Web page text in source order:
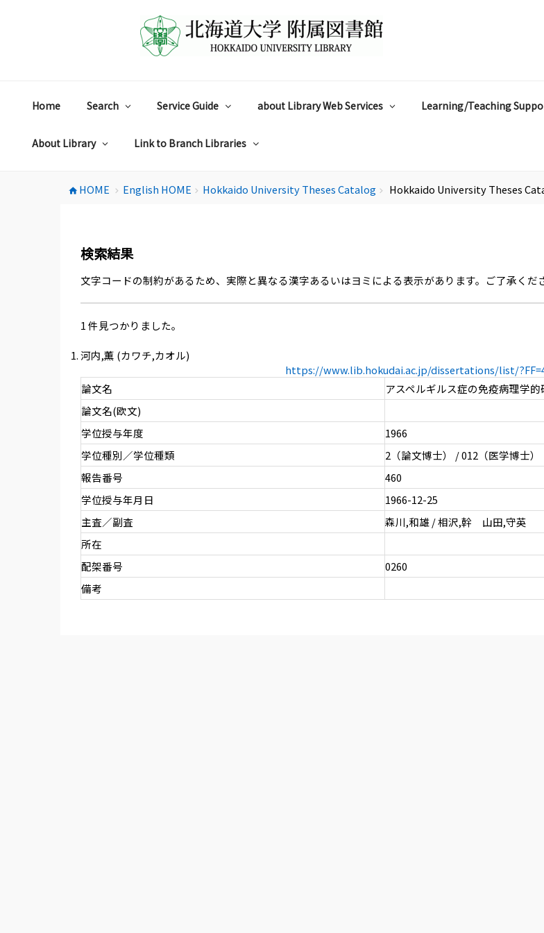
Home Search Service Guide about Library Web Services Learning/Teaching
About Library Link to Branch Libraries
home HOME chevron_right English HOME chevron_right Hokkaido University Theses Catalog chevron_right Hokkaido University Theses
検索結果
文字コードの制約があるため、実際と異なる漢字あるいはヨミによる表示があります。ご了承くだ
1 件見つかりました。
河内,薫 (カワチ,カオル)
https://www.lib.hokudai.ac.jp/dissertations/list/
論文名
アスペルギルス症の免疫病理学的
論文名(欧文)
学位授与年度
1966
学位種別／学位種類
2（論文博士） / 012（医学博士）
報告番号
460
学位授与年月日
1966-12-25
主査／副査
森川,和雄 / 相沢,幹 山田,守英
所在
配架番号
0260
備考